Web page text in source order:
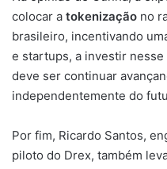
colocar a tokenização no
brasileiro, incentivando
e startups, a investir
deve ser continuar
independentemente do
Por fim, Ricardo Santos,
piloto do Drex, também